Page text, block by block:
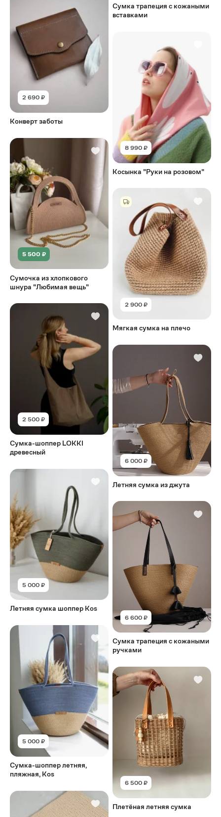
2 690 ₽
Конверт заботы
5 500 ₽
Сумочка из хлопкового
шнура "Любимая вещь"
2 500 ₽
Сумка-шоппер LOKKI
древесный
5 000 ₽
Летняя сумка шоппер Kos
5 000 ₽
Сумка-шоппер летняя,
пляжная, Kos
Сумка трапеция с кожаными
вставками
8 990 ₽
Косынка "Руки на розовом"
2 900 ₽
Мягкая сумка на плечо
6 000 ₽
Летняя сумка из джута
6 600 ₽
Сумка трапеция с кожаными
ручками
6 500 ₽
Плетёная летняя сумка